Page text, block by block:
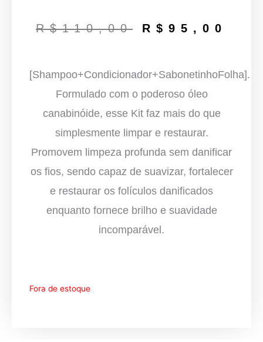
R$110,00
O
original
era:
R$110,00.
R$ 95,00
[Shampoo+Condicionador+SabonetinhoFolha].
Formulado com o poderoso óleo
canabinóide, esse Kit faz mais do que
simplesmente limpar e restaurar.
Promovem limpeza profunda sem danificar
os fios, sendo capaz de suavizar, fortalecer
e restaurar os folículos danificados
enquanto fornece brilho e suavidade
incomparável.
Fora de estoque